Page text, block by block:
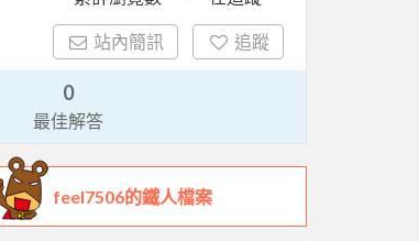
站內簡訊 追蹤
0
最佳解答
feel7506的鐵人檔案